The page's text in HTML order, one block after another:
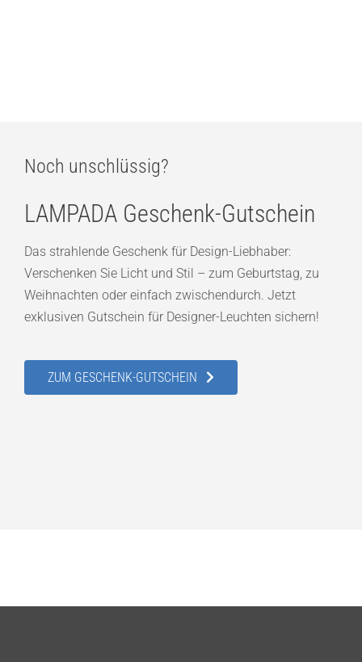
Noch unschlüssig?
LAMPADA Geschenk-Gutschein
Das strahlende Geschenk für Design-Liebhaber:
Verschenken Sie Licht und Stil – zum Geburtstag, zu
Weihnachten oder einfach zwischendurch. Jetzt
exklusiven Gutschein für Designer-Leuchten sichern!
ZUM GESCHENK-GUTSCHEIN